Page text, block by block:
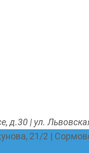
д.30 | ул.
21/2 |